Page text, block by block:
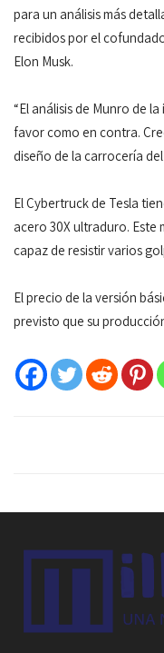
para un análisis más
recibidos por el
Elon Musk.
“El análisis de Munro de
favor como en contra.
diseño de la carrocería
El Cybertruck de Tesla
acero 30X ultraduro. Este
capaz de resistir varios
El precio de la versión
previsto que su